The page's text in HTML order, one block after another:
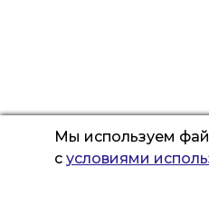
Мы используем
с условиями